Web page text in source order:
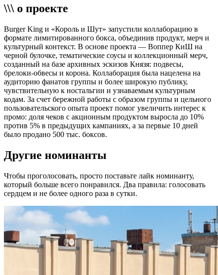
\\\ о проекте
Burger King и «Король и Шут» запустили коллаборацию в
формате лимитированного бокса, объединив продукт, мерч и
культурный контекст. В основе проекта — Воппер КиШ на
черной булочке, тематические соусы и коллекционный мерч,
созданный на базе архивных эскизов Князя: подвесы,
брелоки-обвесы и корона. Коллаборация была нацелена на
аудиторию фанатов группы и более широкую публику,
чувствительную к ностальгии и узнаваемым культурным
кодам. За счет бережной работы с образом группы и цельного
пользовательского опыта проект помог увеличить интерес к
промо: доля чеков с акционным продуктом выросла до 10%
против 5% в предыдущих кампаниях, а за первые 10 дней
было продано 500 тыс. боксов.
Другие номинанты
Чтобы проголосовать, просто поставьте лайк номинанту,
который больше всего понравился. Два правила: голосовать
сердцем и не более одного раза в сутки.